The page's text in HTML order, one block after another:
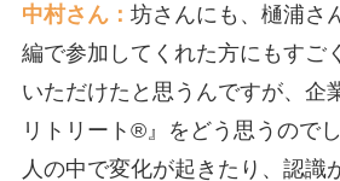
中村さん： 坊さんにも、樋浦さ
編で参加してくれた方にもすご
いただけたと思うんですが、企
リトリート®』をどう思うので
人の中で変化が起きたり、認識